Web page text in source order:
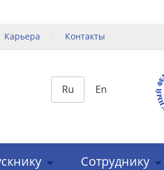
Карьера Контакты
Ru En
Сотруднику